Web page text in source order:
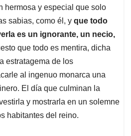
hermosa y especial que solo
sabias, como él, y que todo
es un ignorante, un necio,
que todo es mentira, dicha
estratagema de los
al ingenuo monarca una
El día que culminan la
y mostrarla en un solemne
habitantes del reino.